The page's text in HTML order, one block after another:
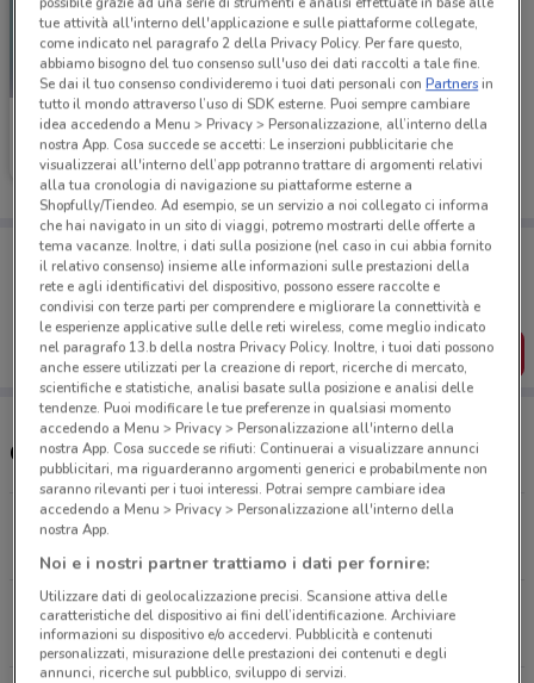
Carrefour Express
Scade il 31/08 22.9 km
Porta DoveConviene sempre con te!
Puoi trovare le migliori offerte dei negozi vicino a te,
salvarle e creare la tua lista del risparmio, comodamente
dal tuo cellulare.
SCARICA L’APP
Orari e supermercati Carrefour Express
Piazzale degli Etruschi, 2 Santa Barbara
Via Degli Etruschi 70 Viterbo
5.1 km
CHIUSO
tue attività all'interno dell'applicazione e sulle piattaforme collegate,
come indicato nel paragrafo 2 della Privacy Policy. Per fare questo,
abbiamo bisogno del tuo consenso sull'uso dei dati raccolti a tale fine.
Se dai il tuo consenso condivideremo i tuoi dati personali conPartnersin
tutto il mondo attraverso l’uso di SDK esterne. Puoi sempre cambiare
idea accedendo a Menu > Privacy > Personalizzazione, all’interno della
nostra App. Cosa succede se accetti: Le inserzioni pubblicitarie che
visualizzerai all'interno dell’app potranno trattare di argomenti relativi
alla tua cronologia di navigazione su piattaforme esterne a
Shopfully/Tiendeo. Ad esempio, se un servizio a noi collegato ci informa
che hai navigato in un sito di viaggi, potremo mostrarti delle offerte a
tema vacanze. Inoltre, i dati sulla posizione (nel caso in cui abbia fornito
il relativo consenso) insieme alle informazioni sulle prestazioni della
rete e agli identificativi del dispositivo, possono essere raccolte e
condivisi con terze parti per comprendere e migliorare la connettività e
le esperienze applicative sulle delle reti wireless, come meglio indicato
nel paragrafo 13.b della nostra Privacy Policy. Inoltre, i tuoi dati possono
anche essere utilizzati per la creazione di report, ricerche di mercato,
scientifiche e statistiche, analisi basate sulla posizione e analisi delle
tendenze. Puoi modificare le tue preferenze in qualsiasi momento
accedendo a Menu > Privacy > Personalizzazione all'interno della
nostra App. Cosa succede se rifiuti: Continuerai a visualizzare annunci
pubblicitari, ma riguarderanno argomenti generici e probabilmente non
saranno rilevanti per i tuoi interessi. Potrai sempre cambiare idea
accedendo a Menu > Privacy > Personalizzazione all'interno della
nostra App.
Noi e i nostri partner trattiamo i dati per fornire:
Utilizzare dati di geolocalizzazione precisi. Scansione attiva delle
caratteristiche del dispositivo ai fini dell’identificazione. Archiviare
informazioni su dispositivo e/o accedervi. Pubblicità e contenuti
personalizzati, misurazione delle prestazioni dei contenuti e degli
annunci, ricerche sul pubblico, sviluppo di servizi.